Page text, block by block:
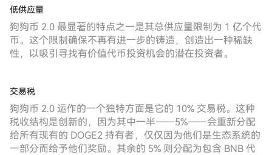
低供应量
狗狗币 2.0 最显著的特点之一是其总供应量限制为 1 亿个代
币。这个限制确保不再有进一步的铸造，创造出一种稀缺
性，以吸引寻找有价值代币投资机会的潜在投资者。
交易税
狗狗币 2.0 运作的一个独特方面是它的 10% 交易税。这种
税收结构是创新的，因为其中一半——5%——会重新分配
给所有现有的 DOGE2 持有者，仅仅因为他们是生态系统的
一部分而给予他们奖励。其余的 5% 则分配为包含 BNB 代